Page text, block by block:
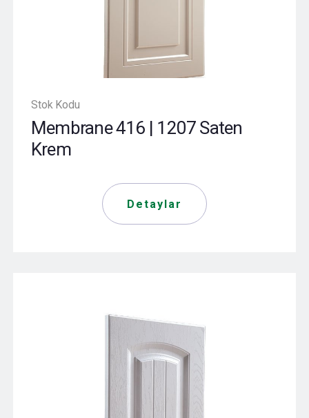
Stok Kodu
Membrane 416 | 1207 Saten
Krem
Detaylar